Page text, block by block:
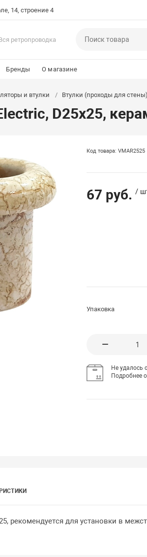
14, строение 4
ретропроводка
Бренды О магазине
и втулки Втулки (проходы для стены)
D25х25,
Код товара: VMAR2525
67 руб. /
Упаковка
Не удалось
Подробнее
рекомендуется для установки в